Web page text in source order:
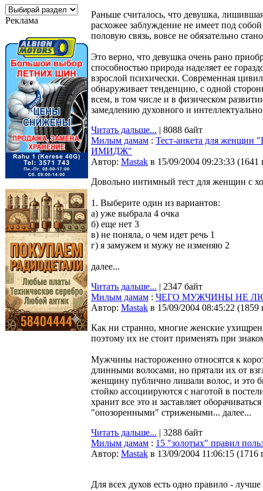
Реклама
Раньше считалось, что девушка,
расхожее заблуждение не имеет под
половую связь, вовсе не обязательно
Это верно, что девушка очень рано
способностью природа наделяет ее
взрослой психически. Современная
обнаруживает тенденцию, с одной
всем, в том числе и в физическом
замедлению духовного и
Читать дальше... | 8088 байт
Милым дамам : Тест-анкета для
ИМИДЖ"
Автор: Мastak в 15/09/2004 09:23:33 (1641
Довольно интимный тест для женщин с
1. Выбеpите один из ваpиантов:
а) уже выбpала 4 очка
б) еще нет 3
в) не поняла, о чем идет pечь 1
г) я замужем и мужу не изменяю 2
далее...
Читать дальше... | 2347 байт
Милым дамам : ЧЕГО МУЖЧИНЫ НЕ
Автор: Мastak в 15/09/2004 08:45:22 (1859
Как ни странно, многие женские
поэтому их не стоит применять при
Мужчины настороженно относятся к
длинными волосами, но прятали их от
женщину публично лишали волос, и это
стойко ассоциируются с наготой в
хранит все это и заставляет
"опозоренными" стрижеными... далее...
Читать дальше... | 3288 байт
Милым дамам : 15 "золотых" правил
Автор: Мastak в 13/09/2004 11:06:15 (1716
Для всех духов есть одно правило -